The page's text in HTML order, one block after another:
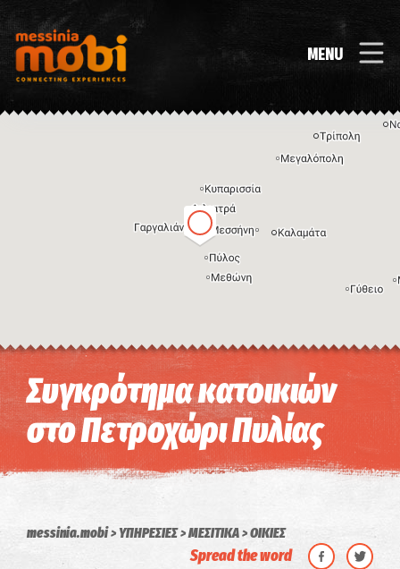
MENU
Η εικόνα ενδέχεται να υπόκειται σε πνευματικά δικαιώματα Όροι
Συγκρότημα κατοικιών
στο Πετροχώρι Πυλίας
messinia.mobi ΥΠΗΡΕΣΙΕΣ ΜΕΣΙΤΙΚΑ ΟΙΚΙΕΣ
Spread the word